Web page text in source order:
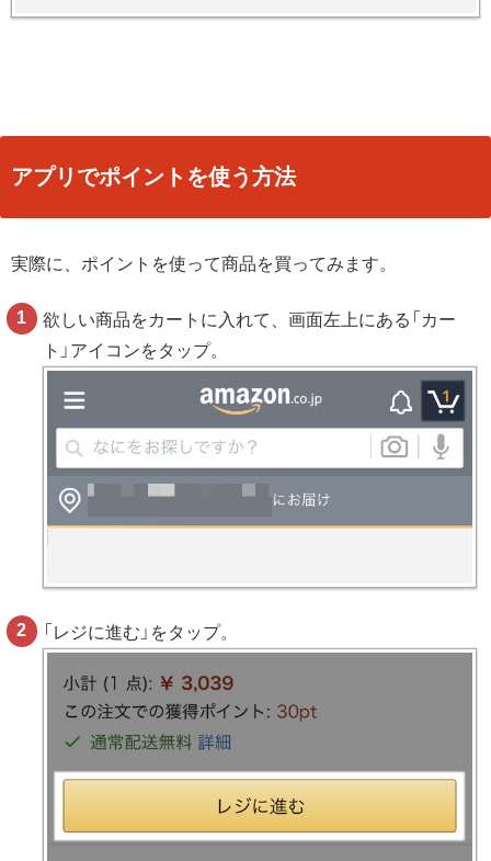
アプリでポイントを使う方法
実際に、ポイントを使って商品を買ってみます。
欲しい商品をカートに入れて、画面左上にある「カー
ト」アイコンをタップ。
「レジに進む」をタップ。